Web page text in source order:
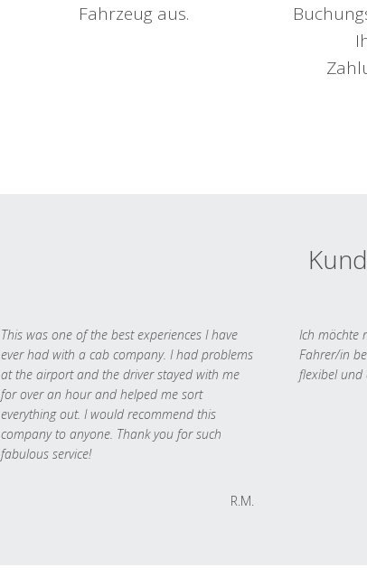
Fahrzeug aus.
This was one of the best experiences I have
ever had with a cab company. I had problems
at the airport and the driver stayed with me
for over an hour and helped me sort
everything out. I would recommend this
company to anyone. Thank you for such
fabulous service!
R.M.
Ich möchte
Fahrer/in
flexibel und